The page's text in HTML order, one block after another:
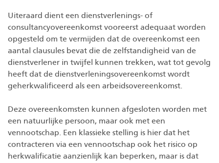
Uiteraard dient een dienstverlenings- of
consultancyovereenkomst vooreerst adequaat worden
opgesteld om te vermijden dat de overeenkomst een
aantal clausules bevat die de zelfstandigheid van de
dienstverlener in twijfel kunnen trekken, wat tot gevolg
heeft dat de dienstverleningsovereenkomst wordt
geherkwalificeerd als een arbeidsovereenkomst.
Deze overeenkomsten kunnen afgesloten worden met
een natuurlijke persoon, maar ook met een
vennootschap. Een klassieke stelling is hier dat het
contracteren via een vennootschap ook het risico op
herkwalificatie aanzienlijk kan beperken, maar is dat